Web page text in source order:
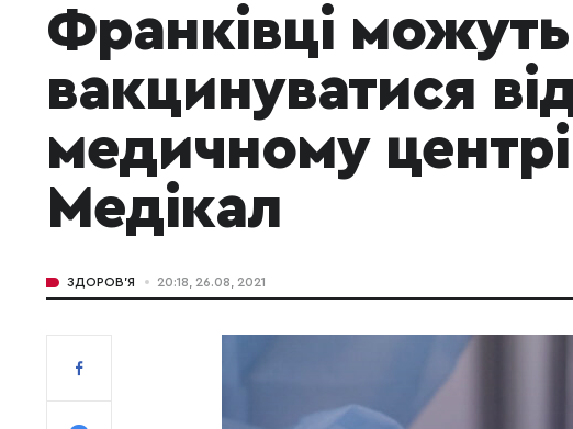
Франківці
вакцинуватися
медичному
Медікал
ЗДОРОВ'Я 20:18, 26.08, 2021